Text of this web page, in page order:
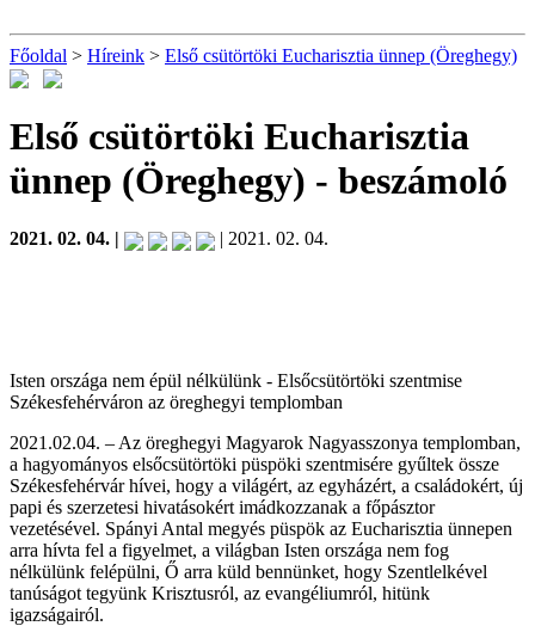
Főoldal > Híreink > Első csütörtöki Eucharisztia ünnep (Öreghegy)
Első csütörtöki Eucharisztia
ünnep (Öreghegy) - beszámoló
2021. 02. 04. | | 2021. 02. 04.
Isten országa nem épül nélkülünk - Elsőcsütörtöki szentmise
Székesfehérváron az öreghegyi templomban
2021.02.04. – Az öreghegyi Magyarok Nagyasszonya templomban,
a hagyományos elsőcsütörtöki püspöki szentmisére gyűltek össze
Székesfehérvár hívei, hogy a világért, az egyházért, a családokért, új
papi és szerzetesi hivatásokért imádkozzanak a főpásztor
vezetésével. Spányi Antal megyés püspök az Eucharisztia ünnepen
arra hívta fel a figyelmet, a világban Isten országa nem fog
nélkülünk felépülni, Ő arra küld bennünket, hogy Szentlelkével
tanúságot tegyünk Krisztusról, az evangéliumról, hitünk
igazságairól.